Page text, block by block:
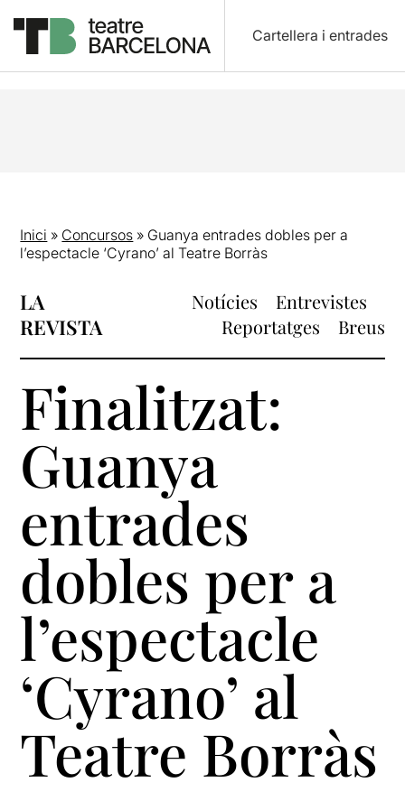
Cartellera i entrades
Inici » Concursos » Guanya entrades dobles per a
l’espectacle ‘Cyrano’ al Teatre Borràs
LA
REVISTA
Notícies
Entrevistes
Reportatges
Breus
Finalitzat:
Guanya
entrades
dobles per a
l’espectacle
‘Cyrano’ al
Teatre Borràs